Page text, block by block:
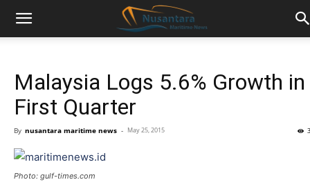
Malaysia Logs 5.6% Growth in
First Quarter
By nusantara maritime news - May 25, 2015
Photo: gulf-times.com